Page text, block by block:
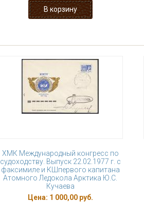
ХМК Международный конгресс по
судоходству. Выпуск 22.02.1977 г. с
факсимиле и КШпервого капитана
Атомного Ледокола Арктика Ю.С.
Кучаева
Цена: 1 000,00 руб.